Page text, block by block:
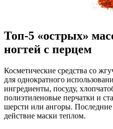
Топ-5 «острых»
ногтей с перцем
Косметические средства со
для однократного
ингредиенты, посуду,
полиэтиленовые перчатки и
шерсти или ангоры.
действие маски теплом.